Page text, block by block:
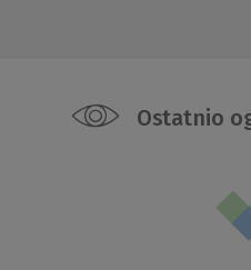
Ostatnio